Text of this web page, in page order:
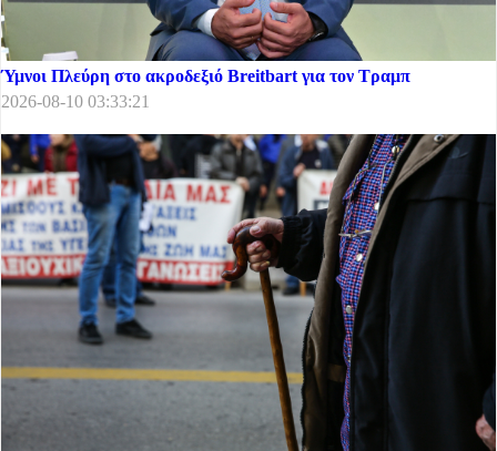
Ύμνοι Πλεύρη στο ακροδεξιό Breitbart για τον Τραμπ
2026-08-10 03:33:21